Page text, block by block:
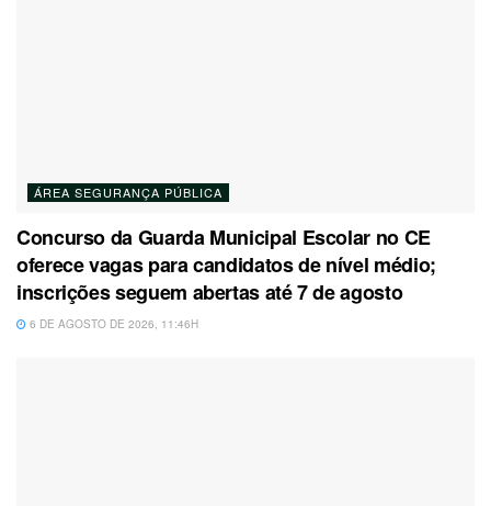
ÁREA SEGURANÇA PÚBLICA
Concurso da Guarda Municipal Escolar no CE
oferece vagas para candidatos de nível médio;
inscrições seguem abertas até 7 de agosto
6 DE AGOSTO DE 2026, 11:46H